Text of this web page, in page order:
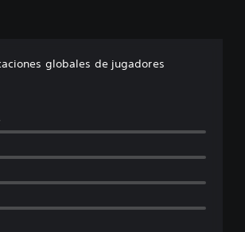
globales de jugadores